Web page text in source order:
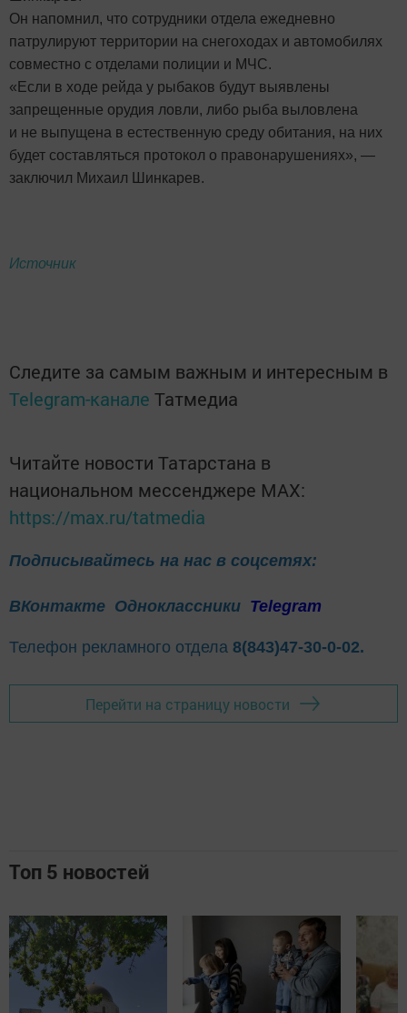
Он напомнил, что сотрудники отдела ежедневно
патрулируют территории на снегоходах и автомобилях
совместно с отделами полиции и МЧС.
«Если в ходе рейда у рыбаков будут выявлены
запрещенные орудия ловли, либо рыба выловлена
и не выпущена в естественную среду обитания, на них
будет составляться протокол о правонарушениях», —
заключил Михаил Шинкарев.
Источник
Следите за самым важным и интересным в
Telegram-канале Татмедиа
Читайте новости Татарстана в
национальном мессенджере MАХ:
https://max.ru/tatmedia
Подписывайтесь на нас в соцсетях:
ВКонтакте Одноклассники Telegram
Телефон рекламного отдела 8(843)47-30-0-02.
Перейти на страницу новости
Топ 5 новостей